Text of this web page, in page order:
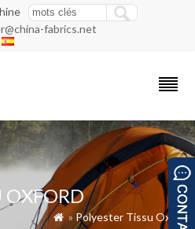
fabrics.net
OXFORD
 » Polyester Tissu Oxford